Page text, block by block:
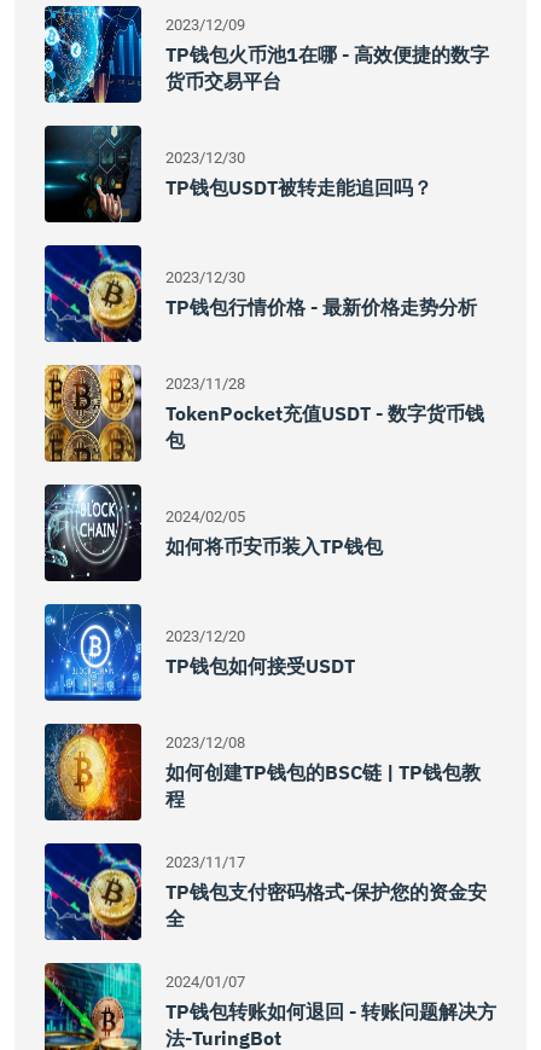
2023/12/09
TP钱包火币池1在哪 - 高效便捷的数字
货币交易平台
2023/12/30
TP钱包USDT被转走能追回吗？
2023/12/30
TP钱包行情价格 - 最新价格走势分析
2023/11/28
TokenPocket充值USDT - 数字货币钱
包
2024/02/05
如何将币安币装入TP钱包
2023/12/20
TP钱包如何接受USDT
2023/12/08
如何创建TP钱包的BSC链 | TP钱包教
程
2023/11/17
TP钱包支付密码格式-保护您的资金安
全
2024/01/07
TP钱包转账如何退回 - 转账问题解决方
法-TuringBot